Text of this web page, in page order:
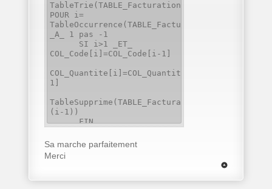
TableTrie(TABLE_Facturation,COL_Code..Nom)
POUR i=
TableOccurrence(TABLE_Facturation)
_A_ 1 pas -1
SI i>1 _ET_
COL_Code[i]=COL_Code[i-1]
1]
TableSupprime(TABLE_Facturation,
(i-1))
FIN
Sa marche parfaitement
Merci